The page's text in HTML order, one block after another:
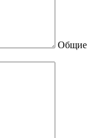
Общие